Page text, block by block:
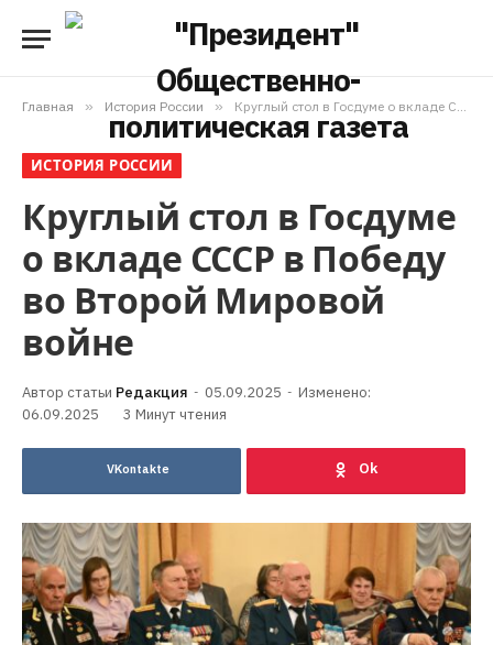
Главная » История России » Круглый стол в Госдуме о вкладе СССР в Победу во Второй Мировой войне
ИСТОРИЯ РОССИИ
Круглый стол в Госдуме
о вкладе СССР в Победу
во Второй Мировой
войне
Редакция 05.09.2025
Изменено:
06.09.2025
3 Минут чтения
VKontakte